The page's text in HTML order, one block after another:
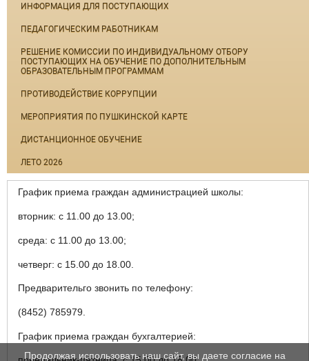
ИНФОРМАЦИЯ ДЛЯ ПОСТУПАЮЩИХ
ПЕДАГОГИЧЕСКИМ РАБОТНИКАМ
РЕШЕНИЕ КОМИССИИ ПО ИНДИВИДУАЛЬНОМУ ОТБОРУ
ПОСТУПАЮЩИХ НА ОБУЧЕНИЕ ПО ДОПОЛНИТЕЛЬНЫМ
ОБРАЗОВАТЕЛЬНЫМ ПРОГРАММАМ
ПРОТИВОДЕЙСТВИЕ КОРРУПЦИИ
МЕРОПРИЯТИЯ ПО ПУШКИНСКОЙ КАРТЕ
ДИСТАНЦИОННОЕ ОБУЧЕНИЕ
ЛЕТО 2026
График приема граждан администрацией школы:
вторник: с 11.00 до 13.00;
среда: с 11.00 до 13.00;
четверг: с 15.00 до 18.00.
Предварительго звонить по телефону:
(8452) 785979.
График приема граждан бухгалтерией:
Продолжая использовать наш сайт, вы даете согласие на